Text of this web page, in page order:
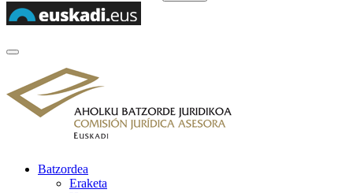
Batzordea
Eraketa